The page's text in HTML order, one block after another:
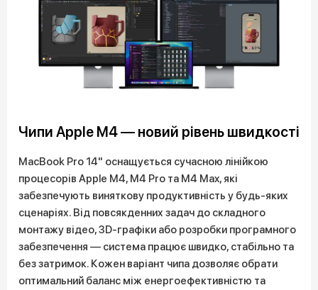
Чипи Apple M4 — новий рівень швидкості
MacBook Pro 14" оснащується сучасною лінійкою
процесорів Apple M4, M4 Pro та M4 Max, які
забезпечують виняткову продуктивність у будь-яких
сценаріях. Від повсякденних задач до складного
монтажу відео, 3D-графіки або розробки програмного
забезпечення — система працює швидко, стабільно та
без затримок. Кожен варіант чипа дозволяє обрати
оптимальний баланс між енергоефективністю та